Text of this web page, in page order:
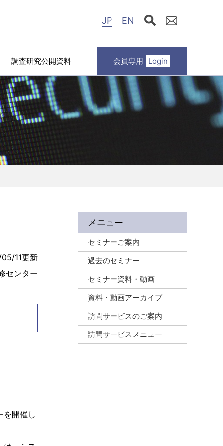
JP EN
調査研究公開資料 会員専用 Login
11更新
センター
を開催し
メニュー
セミナーご案内
過去のセミナー
セミナー資料・動画
資料・動画アーカイブ
訪問サービスのご案内
訪問サービスメニュー